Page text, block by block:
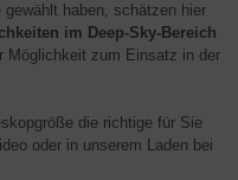
haben, schätzen hier
im Deep-Sky-Bereich
Möglichkeit zum Einsatz in der
die richtige für Sie
oder in unserem Laden bei